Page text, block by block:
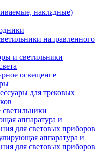
накладные)
направленного
и светильники
освещение
для трековых
аппаратура и
для световых приборов
аппаратура и
для световых приборов